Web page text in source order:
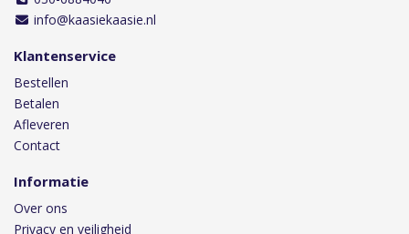
info@kaasiekaasie.nl
Klantenservice
Bestellen
Betalen
Afleveren
Contact
Informatie
Over ons
Privacy en veiligheid